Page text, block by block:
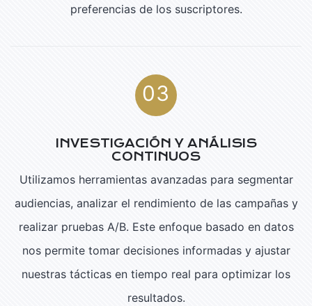
preferencias de los suscriptores.
03
INVESTIGACIÓN Y ANÁLISIS
CONTINUOS
Utilizamos herramientas avanzadas para segmentar
audiencias, analizar el rendimiento de las campañas y
realizar pruebas A/B. Este enfoque basado en datos
nos permite tomar decisiones informadas y ajustar
nuestras tácticas en tiempo real para optimizar los
resultados.